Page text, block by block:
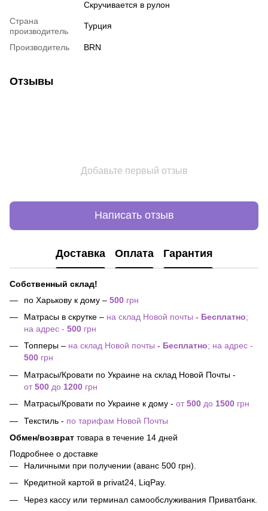
Скручивается в рулон
Страна
производитель
Турция
Производитель BRN
Отзывы
Добавьте первый отзыв
Написать отзыв
Доставка Оплата Гарантия
Собственный склад!
по Харькову к дому – 500 грн
Матрасы в скрутке – на склад Новой почты - Бесплатно;
на адрес - 500 грн
Топперы – на склад Новой почты - Бесплатно; на адрес -
500 грн
Матрасы/Кровати по Украине на склад Новой Почты -
от500 до 1200 грн
Матрасы/Кровати по Украине к дому - от500 до 1500 грн
Текстиль - по тарифам Новой Почты
Обмен/возврат товара в течение 14 дней
Подробнее о доставке
Наличными при получении (аванс 500 грн).
Кредитной картой в privat24, LiqPay.
Через кассу или терминал самообслуживания Приватбанк.